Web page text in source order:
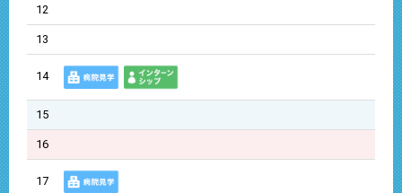
12
13
14
15
16
17